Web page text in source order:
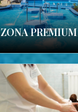
ZONA PREMIUM